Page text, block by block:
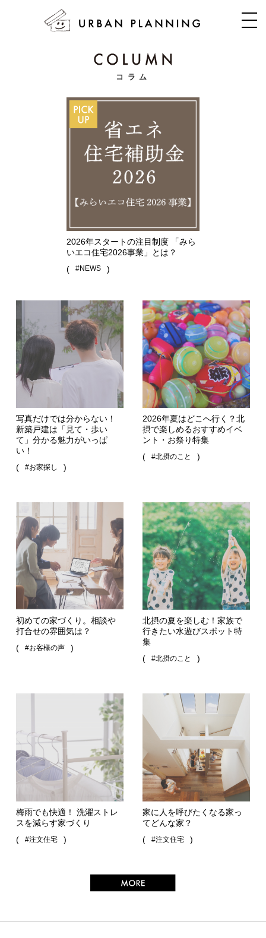
コラム
2026年スタートの注目制度 「みら
いエコ住宅2026事業」とは？
(
#NEWS )
写真だけでは分からない！
新築戸建は「見て・歩い
て」分かる魅力がいっぱ
い！
(
#お家探し )
2026年夏はどこへ行く？北
摂で楽しめるおすすめイベ
ント・お祭り特集
(
#北摂のこと )
初めての家づくり。相談や
打合せの雰囲気は？
(
#お客様の声 )
北摂の夏を楽しむ！家族で
行きたい水遊びスポット特
集
(
#北摂のこと )
梅雨でも快適！ 洗濯ストレ
スを減らす家づくり
(
#注文住宅 )
家に人を呼びたくなる家っ
てどんな家？
(
#注文住宅 )